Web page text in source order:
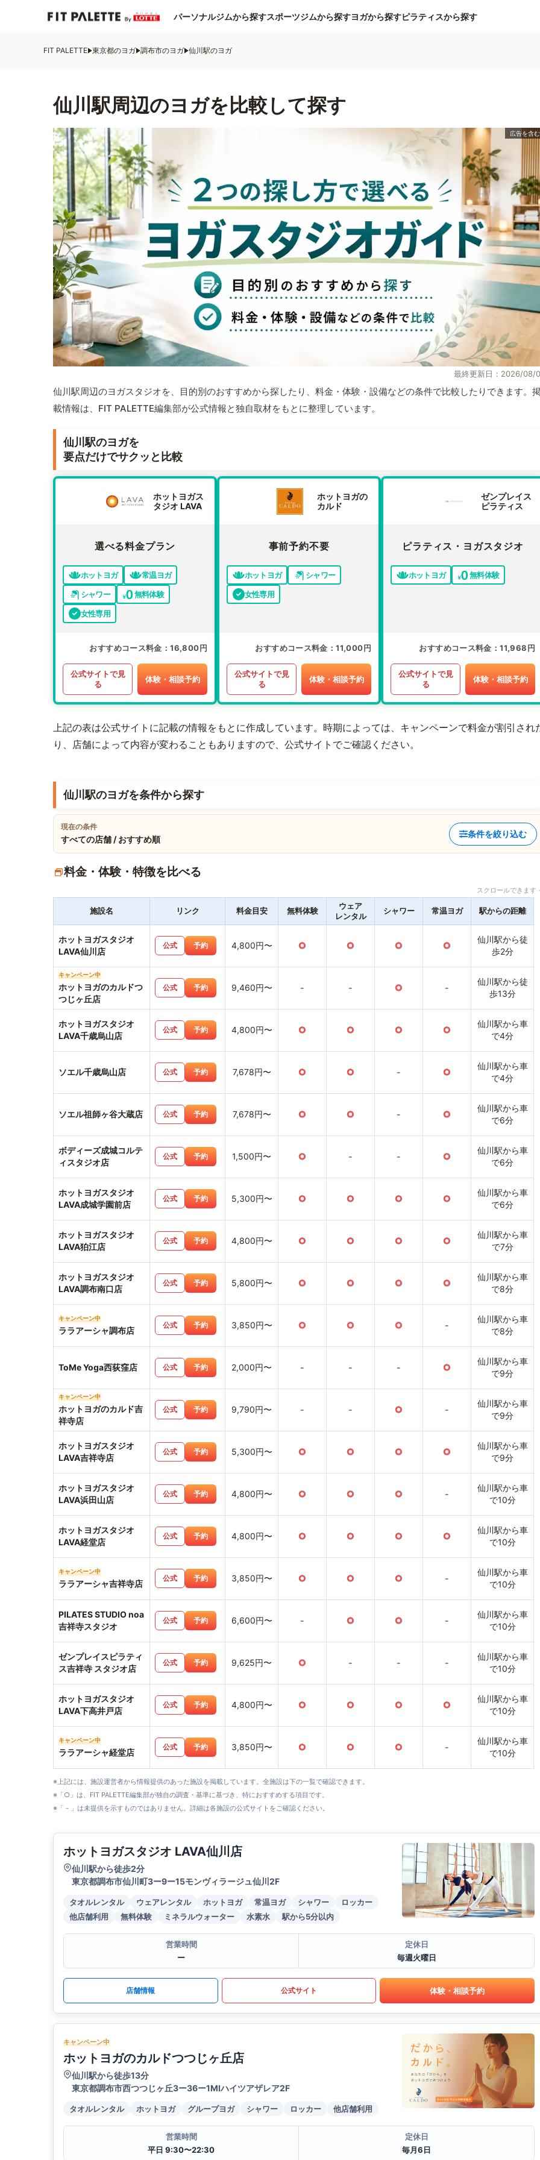
パーソナルジムから探すスポーツジムから探すヨガから探すピラティスから探す
FIT PALETTE 東京都のヨガ 調布市のヨガ 仙川駅のヨガ
仙川駅周辺のヨガを比較して探す
最終更新日：2026/08/
仙川駅周辺のヨガスタジオを、目的別のおすすめから探したり、料金・体験・設備などの条件で比較したりできます。
載情報は、FIT PALETTE編集部が公式情報と独自取材をもとに整理しています。
仙川駅のヨガを
要点だけでサクッと比較
ホットヨガス
タジオ LAVA
選べる料金プラン
ホットヨガ
常温ヨガ
シャワー
無料体験
女性専用
おすすめコース料金 16,800円
公式サイトで見
る
体験・相談予約
ホットヨガの
カルド
事前予約不要
ホットヨガ
シャワー
女性専用
おすすめコース料金 11,000円
公式サイトで見
る
体験・相談予約
ゼンプレイス
ピラティス
ピラティス・ヨガスタジオ
ホットヨガ 無料体験
おすすめコース料金 11,968円
公式サイトで見
る
体験・相談予約
上記の表は公式サイトに記載の情報をもとに作成しています。時期によっては、キャンペーンで料金が割引され
り、店舗によって内容が変わることもありますので、公式サイトでご確認ください。
仙川駅のヨガを条件から探す
現在の条件
すべての店舗 / おすすめ順
条件を絞り込む
料金・体験・特徴を比べる
スクロールできま
施設名 リンク 料金目安 無料体験
ウェア
レンタル
シャワー 常温ヨガ 駅からの距離
ホットヨガスタジオ
LAVA仙川店
公式 予約 4,800円〜 ○ ○ ○ ○
仙川駅から徒
歩2分
キャンペーン中
ホットヨガのカルドつ
つじヶ丘店
公式 予約 9,460円〜 - - ○ -
仙川駅から徒
歩13分
ホットヨガスタジオ
LAVA千歳烏山店
公式 予約 4,800円〜 ○ ○ ○ ○
仙川駅から車
で4分
ソエル千歳烏山店 公式 予約 7,678円〜 ○ ○ - ○
仙川駅から車
で4分
ソエル祖師ヶ谷大蔵店 公式 予約 7,678円〜 ○ ○ - ○
仙川駅から車
で6分
ボディーズ成城コルテ
ィスタジオ店
公式 予約 1,500円〜 ○ - - ○
仙川駅から車
で6分
ホットヨガスタジオ
LAVA成城学園前店
公式 予約 5,300円〜 ○ ○ ○ ○
仙川駅から車
で6分
ホットヨガスタジオ
LAVA狛江店
公式 予約 4,800円〜 ○ ○ ○ ○
仙川駅から車
で7分
ホットヨガスタジオ
LAVA調布南口店
公式 予約 5,800円〜 ○ ○ ○ ○
仙川駅から車
で8分
キャンペーン中
ララアーシャ調布店
公式 予約 3,850円〜 ○ ○ ○ -
仙川駅から車
で8分
ToMe Yoga西荻窪店 公式 予約 2,000円〜 - - - ○
仙川駅から車
で9分
キャンペーン中
ホットヨガのカルド吉
祥寺店
公式 予約 9,790円〜 - - ○ -
仙川駅から車
で9分
ホットヨガスタジオ
LAVA吉祥寺店
公式 予約 5,300円〜 ○ ○ ○ ○
仙川駅から車
で9分
ホットヨガスタジオ
LAVA浜田山店
公式 予約 4,800円〜 ○ ○ ○ -
仙川駅から車
で10分
ホットヨガスタジオ
LAVA経堂店
公式 予約 4,800円〜 ○ ○ ○ ○
仙川駅から車
で10分
キャンペーン中
ララアーシャ吉祥寺店
公式 予約 3,850円〜 ○ ○ ○ -
仙川駅から車
で10分
PILATES STUDIO noa
吉祥寺スタジオ
公式 予約 6,600円〜 - ○ ○ -
仙川駅から車
で10分
ゼンプレイスピラティ
ス吉祥寺 スタジオ店
公式 予約 9,625円〜 ○ - - -
仙川駅から車
で10分
ホットヨガスタジオ
LAVA下高井戸店
公式 予約 4,800円〜 ○ ○ ○ ○
仙川駅から車
で10分
キャンペーン中
ララアーシャ経堂店
公式 予約 3,850円〜 ○ ○ ○ -
仙川駅から車
で10分
※上記には、施設運営者から情報提供のあった施設を掲載しています。全施設は下の一覧で確認できます。
※「○」は、FIT PALETTE編集部が独自の調査・基準に基づき、特におすすめする項目です。
※「－」は未提供を示すものではありません。詳細は各施設の公式サイトをご確認ください。
ホットヨガスタジオ LAVA仙川店
仙川駅から徒歩2分
東京都調布市仙川町3ー9ー15モンヴィラージュ仙川2F
タオルレンタル ウェアレンタル ホットヨガ 常温ヨガ シャワー
ロッカー
他店舗利用
無料体験 ミネラルウォーター 水素水 駅から5分以内
営業時間
ー
定休日
毎週火曜日
店舗情報 公式サイト 体験・相談予約
キャンペーン中
ホットヨガのカルドつつじヶ丘店
仙川駅から徒歩13分
東京都調布市西つつじヶ丘3ー36ー1MIハイツアザレア2F
タオルレンタル ホットヨガ グループヨガ シャワー ロッカー 他店舗利用
営業時間
平日 9:30〜22:30
定休日
毎月6日